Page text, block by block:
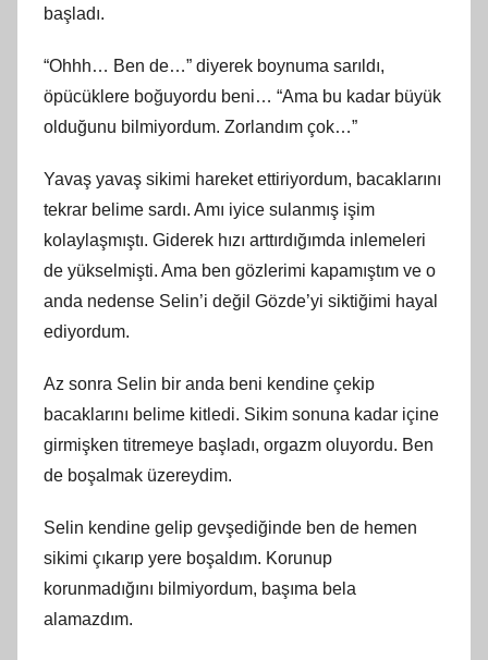
başladı.
“Ohhh… Ben de…” diyerek boynuma sarıldı,
öpücüklere boğuyordu beni… “Ama bu kadar büyük
olduğunu bilmiyordum. Zorlandım çok…”
Yavaş yavaş sikimi hareket ettiriyordum, bacaklarını
tekrar belime sardı. Amı iyice sulanmış işim
kolaylaşmıştı. Giderek hızı arttırdığımda inlemeleri
de yükselmişti. Ama ben gözlerimi kapamıştım ve o
anda nedense Selin’i değil Gözde’yi siktiğimi hayal
ediyordum.
Az sonra Selin bir anda beni kendine çekip
bacaklarını belime kitledi. Sikim sonuna kadar içine
girmişken titremeye başladı, orgazm oluyordu. Ben
de boşalmak üzereydim.
Selin kendine gelip gevşediğinde ben de hemen
sikimi çıkarıp yere boşaldım. Korunup
korunmadığını bilmiyordum, başıma bela
alamazdım.